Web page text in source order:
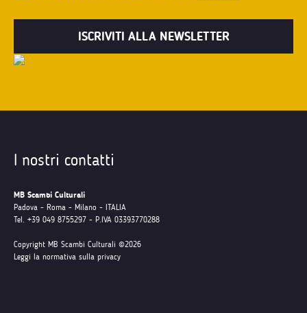
I nostri contatti
MB Scambi Culturali
Padova - Roma - Milano - ITALIA
Tel. +39 049 8755297 - P.IVA 03393770288
Copyright MB Scambi Culturali ©2026
Leggi la normativa sulla privacy